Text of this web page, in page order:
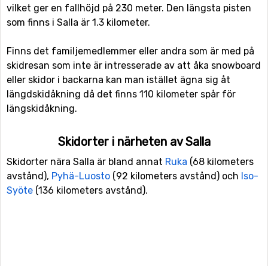
vilket ger en fallhöjd på 230 meter. Den längsta pisten
som finns i Salla är 1.3 kilometer.
Finns det familjemedlemmer eller andra som är med på
skidresan som inte är intresserade av att åka snowboard
eller skidor i backarna kan man istället ägna sig åt
längdskidåkning då det finns 110 kilometer spår för
längskidåkning.
Skidorter i närheten av Salla
Skidorter nära Salla är bland annat Ruka (68 kilometers
avstånd), Pyhä-Luosto (92 kilometers avstånd) och Iso-
Syöte (136 kilometers avstånd).